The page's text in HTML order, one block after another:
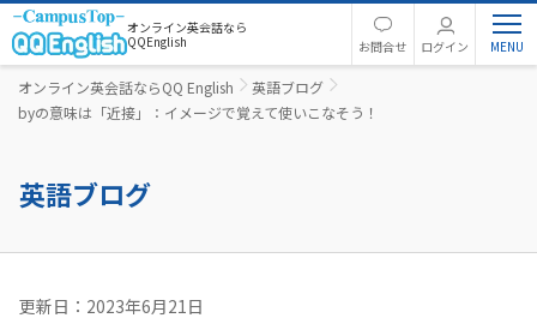
オンライン英会話なら
QQEnglish
お問合せ ログイン
オンライン英会話ならQQ English
英語ブログ
byの意味は「近接」：イメージで覚えて使いこなそう！
英語ブログ
更新日：2023年6月21日